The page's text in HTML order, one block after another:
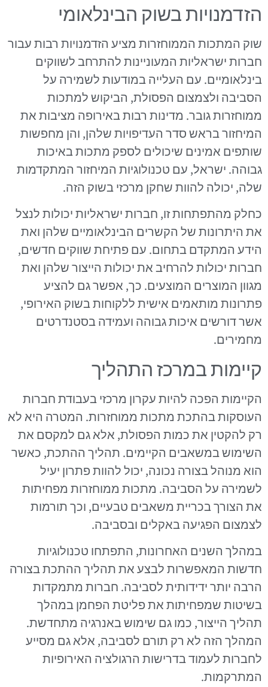
הזדמנויות בשוק הבינלאומי
שוק המתכות הממוחזרות מציע הזדמנויות רבות עבור
חברות ישראליות המעוניינות להתרחב לשווקים
בינלאומיים. עם העלייה במודעות לשמירה על
הסביבה ולצמצום הפסולת, הביקוש למתכות
ממוחזרות גובר. מדינות רבות באירופה מציבות את
המיחזור בראש סדר העדיפויות שלהן, והן מחפשות
שותפים אמינים שיכולים לספק מתכות באיכות
גבוהה. ישראל, עם טכנולוגיות המיחזור המתקדמות
שלה, יכולה להוות שחקן מרכזי בשוק הזה.
כחלק מהתפתחות זו, חברות ישראליות יכולות לנצל
את היתרונות של הקשרים הבינלאומיים שלהן ואת
הידע המתקדם בתחום. עם פתיחת שווקים חדשים,
חברות יכולות להרחיב את יכולות הייצור שלהן ואת
מגוון המוצרים המוצעים. כך, אפשר גם להציע
פתרונות מותאמים אישית ללקוחות בשוק האירופי,
אשר דורשים איכות גבוהה ועמידה בסטנדרטים
מחמירים.
קיימות במרכז התהליך
הקיימות הפכה להיות עקרון מרכזי בעבודת חברות
העוסקות בהתכת מתכות ממוחזרות. המטרה היא לא
רק להקטין את כמות הפסולת, אלא גם למקסם את
השימוש במשאבים הקיימים. תהליך ההתכת, כאשר
הוא מנוהל בצורה נכונה, יכול להוות פתרון יעיל
לשמירה על הסביבה. מתכות ממוחזרות מפחיתות
את הצורך בכריית משאבים טבעיים, וכך תורמות
לצמצום הפגיעה באקלים ובסביבה.
במהלך השנים האחרונות, התפתחו טכנולוגיות
חדשות המאפשרות לבצע את תהליך ההתכת בצורה
הרבה יותר ידידותית לסביבה. חברות מתמקדות
בשיטות שמפחיתות את פליטת הפחמן במהלך
תהליך הייצור, כמו גם שימוש באנרגיה מתחדשת.
המהלך הזה לא רק תורם לסביבה, אלא גם מסייע
לחברות לעמוד בדרישות הרגולציה האירופיות
המתרקמות.